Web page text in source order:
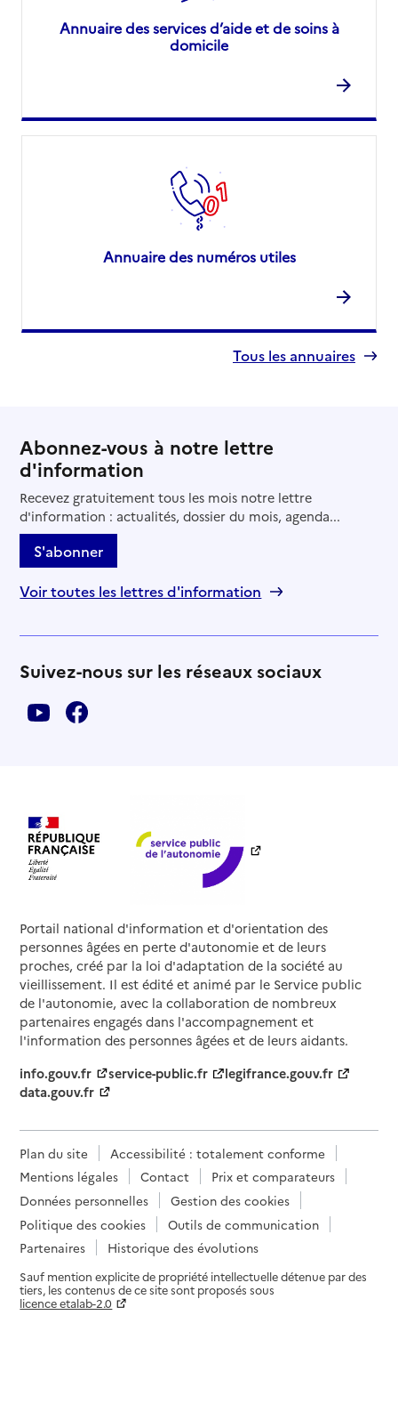
Annuaire des services d’aide et de soins à
domicile
Annuaire des numéros utiles
Tous les annuaires
Abonnez-vous à notre lettre
d'information
Recevez gratuitement tous les mois notre lettre
d'information : actualités, dossier du mois, agenda...
S'abonner
Voir toutes les lettres d'information
Suivez-nous sur les réseaux sociaux
Portail national d'information et d'orientation des
personnes âgées en perte d'autonomie et de leurs
proches, créé par la loi d'adaptation de la société au
vieillissement. Il est édité et animé par le Service public
de l'autonomie, avec la collaboration de nombreux
partenaires engagés dans l'accompagnement et
l'information des personnes âgées et de leurs aidants.
info.gouv.fr
service-public.fr
legifrance.gouv.fr
data.gouv.fr
Plan du site
Accessibilité : totalement conforme
Mentions légales
Contact
Prix et comparateurs
Données personnelles
Gestion des cookies
Politique des cookies
Outils de communication
Partenaires
Historique des évolutions
Sauf mention explicite de propriété intellectuelle détenue par des
tiers, les contenus de ce site sont proposés sous
licence etalab-2.0